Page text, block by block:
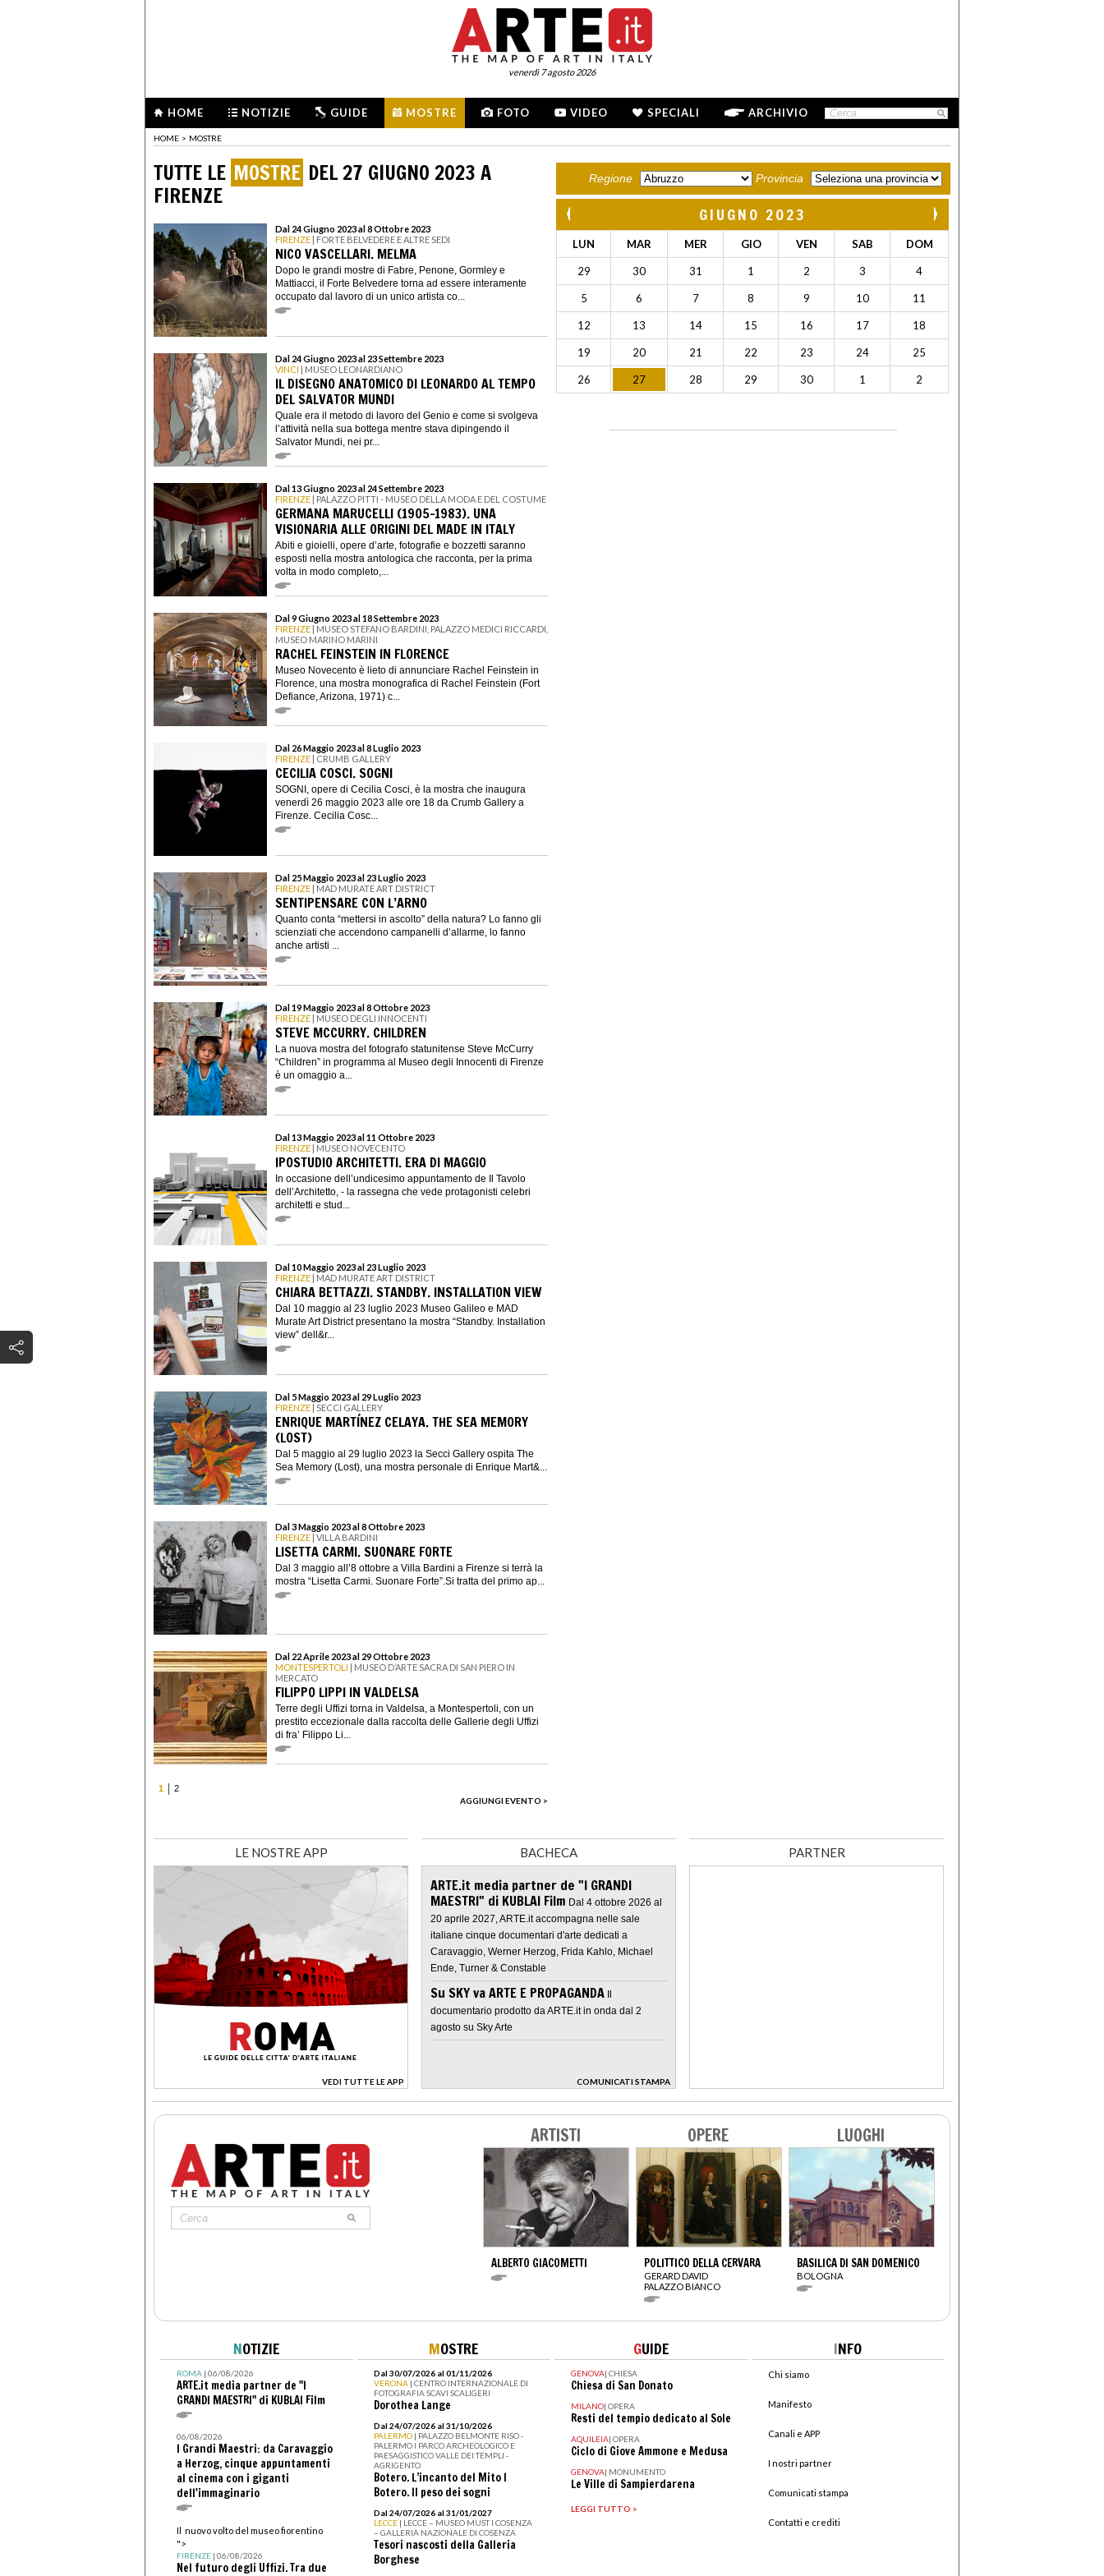
venerdì 7 agosto 2026
HOME NOTIZIE GUIDE MOSTRE FOTO VIDEO SPECIALI ARCHIVIO
HOME > MOSTRE
TUTTE LE MOSTRE DEL 27 GIUGNO 2023 A
FIRENZE
Dal 24 Giugno 2023 al 8 Ottobre 2023
FIRENZE | FORTE BELVEDERE E ALTRE SEDI
NICO VASCELLARI. MELMA
Dopo le grandi mostre di Fabre, Penone, Gormley e
Mattiacci, il Forte Belvedere torna ad essere interamente
occupato dal lavoro di un unico artista co...
Dal 24 Giugno 2023 al 23 Settembre 2023
VINCI | MUSEO LEONARDIANO
IL DISEGNO ANATOMICO DI LEONARDO AL TEMPO
DEL SALVATOR MUNDI
Quale era il metodo di lavoro del Genio e come si svolgeva
l’attività nella sua bottega mentre stava dipingendo il
Salvator Mundi, nei pr...
Dal 13 Giugno 2023 al 24 Settembre 2023
FIRENZE | PALAZZO PITTI - MUSEO DELLA MODA E DEL COSTUME
GERMANA MARUCELLI (1905-1983). UNA
VISIONARIA ALLE ORIGINI DEL MADE IN ITALY
Abiti e gioielli, opere d’arte, fotografie e bozzetti saranno
esposti nella mostra antologica che racconta, per la prima
volta in modo completo,...
Dal 9 Giugno 2023 al 18 Settembre 2023
FIRENZE | MUSEO STEFANO BARDINI, PALAZZO MEDICI RICCARDI,
MUSEO MARINO MARINI
RACHEL FEINSTEIN IN FLORENCE
Museo Novecento è lieto di annunciare Rachel Feinstein in
Florence, una mostra monografica di Rachel Feinstein (Fort
Defiance, Arizona, 1971) c...
Dal 26 Maggio 2023 al 8 Luglio 2023
FIRENZE | CRUMB GALLERY
CECILIA COSCI. SOGNI
SOGNI, opere di Cecilia Cosci, è la mostra che inaugura
venerdì 26 maggio 2023 alle ore 18 da Crumb Gallery a
Firenze. Cecilia Cosc...
Dal 25 Maggio 2023 al 23 Luglio 2023
FIRENZE | MAD MURATE ART DISTRICT
SENTIPENSARE CON L’ARNO
Quanto conta “mettersi in ascolto” della natura? Lo fanno gli
scienziati che accendono campanelli d’allarme, lo fanno
anche artisti ...
Dal 19 Maggio 2023 al 8 Ottobre 2023
FIRENZE | MUSEO DEGLI INNOCENTI
STEVE MCCURRY. CHILDREN
La nuova mostra del fotografo statunitense Steve McCurry
“Children” in programma al Museo degli Innocenti di Firenze
è un omaggio a...
Dal 13 Maggio 2023 al 11 Ottobre 2023
FIRENZE | MUSEO NOVECENTO
IPOSTUDIO ARCHITETTI. ERA DI MAGGIO
In occasione dell’undicesimo appuntamento de Il Tavolo
dell’Architetto, - la rassegna che vede protagonisti celebri
architetti e stud...
Dal 10 Maggio 2023 al 23 Luglio 2023
FIRENZE | MAD MURATE ART DISTRICT
CHIARA BETTAZZI. STANDBY. INSTALLATION VIEW
Dal 10 maggio al 23 luglio 2023 Museo Galileo e MAD
Murate Art District presentano la mostra “Standby. Installation
view” dell&r...
Dal 5 Maggio 2023 al 29 Luglio 2023
FIRENZE | SECCI GALLERY
ENRIQUE MARTÍNEZ CELAYA. THE SEA MEMORY
(LOST)
Dal 5 maggio al 29 luglio 2023 la Secci Gallery ospita The
Sea Memory (Lost), una mostra personale di Enrique Mart&...
Dal 3 Maggio 2023 al 8 Ottobre 2023
FIRENZE | VILLA BARDINI
LISETTA CARMI. SUONARE FORTE
Dal 3 maggio all’8 ottobre a Villa Bardini a Firenze si terrà la
mostra “Lisetta Carmi. Suonare Forte”.Si tratta del primo ap...
Dal 22 Aprile 2023 al 29 Ottobre 2023
MONTESPERTOLI | MUSEO D’ARTE SACRA DI SAN PIERO IN
MERCATO
FILIPPO LIPPI IN VALDELSA
Terre degli Uffizi torna in Valdelsa, a Montespertoli, con un
prestito eccezionale dalla raccolta delle Gallerie degli Uffizi
di fra’ Filippo Li...
1
2
AGGIUNGI EVENTO >
Regione Provincia
GIUGNO 2023
LUN MAR MER GIO VEN SAB DOM
29 30 31 1 2 3 4
5 6 7 8 9 10 11
12 13 14 15 16 17 18
19 20 21 22 23 24 25
26 27 28 29 30 1 2
LE NOSTRE APP
VEDI TUTTE LE APP
>
BACHECA
ARTE.it media partner de "I GRANDI
MAESTRI" di KUBLAI Film Dal 4 ottobre 2026 al
20 aprile 2027, ARTE.it accompagna nelle sale
italiane cinque documentari d'arte dedicati a
Caravaggio, Werner Herzog, Frida Kahlo, Michael
Ende, Turner & Constable
Su SKY va ARTE E PROPAGANDA
documentario prodotto da ARTE.it in onda dal 2
agosto su Sky Arte
COMUNICATI STAMPA
>
PARTNER
ARTISTI
ALBERTO GIACOMETTI
OPERE
POLITTICO DELLA CERVARA
GERARD DAVID
PALAZZO BIANCO
LUOGHI
BASILICA DI SAN DOMENICO
BOLOGNA
NOTIZIE
ROMA| 06/08/2026
ARTE.it media partner de "I
GRANDI MAESTRI" di KUBLAI Film
06/08/2026
I Grandi Maestri: da Caravaggio
a Herzog, cinque appuntamenti
al cinema con i giganti
dell'immaginario
Il nuovo volto del museo fiorentino
">
FIRENZE| 06/08/2026
Nel futuro degli Uffizi. Tra due
MOSTRE
Dal 30/07/2026 al 01/11/2026
VERONA | CENTRO INTERNAZIONALE DI
FOTOGRAFIA SCAVI SCALIGERI
Dorothea Lange
Dal 24/07/2026 al 31/10/2026
PALERMO | PALAZZO BELMONTE RISO -
PALERMO I PARCO ARCHEOLOGICO E
PAESAGGISTICO VALLE DEI TEMPLI -
AGRIGENTO
Botero. L’incanto del Mito I
Botero. Il peso dei sogni
Dal 24/07/2026 al 31/01/2027
LECCE | LECCE – MUSEO MUST I COSENZA
– GALLERIA NAZIONALE DI COSENZA
Tesori nascosti della Galleria
Borghese
GUIDE
GENOVA| CHIESA
Chiesa di San Donato
MILANO| OPERA
Resti del tempio dedicato al Sole
AQUILEIA| OPERA
Ciclo di Giove Ammone e Medusa
GENOVA| MONUMENTO
Le Ville di Sampierdarena
LEGGI TUTTO >
INFO
Chi siamo
Manifesto
Canali e APP
I nostri partner
Comunicati stampa
Contatti e crediti